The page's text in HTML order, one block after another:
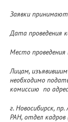
Заявки
Дата проведения
Место
Лицам,
необходимо
комиссию по
г. Новосибирск,
РАН, отдел кадров